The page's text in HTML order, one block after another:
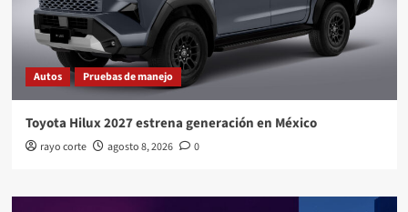
Autos Pruebas de manejo
Toyota Hilux 2027 estrena generación en México
rayo corte agosto 8, 2026 0